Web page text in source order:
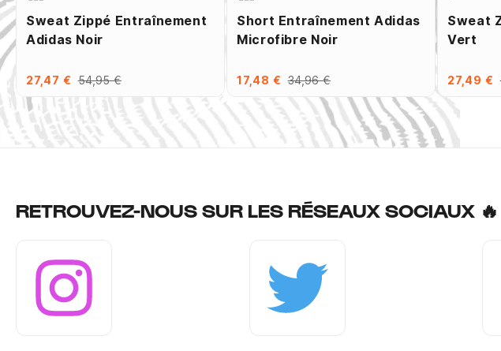
Sweat Zippé Entraînement
Adidas Noir
27,47 € 54,95 €
Short Entraînement Adidas
Microfibre Noir
17,48 € 34,96 €
Sweat
Vert
27,49 €
RETROUVEZ-NOUS SUR LES RÉSEAUX SOCIAUX 🔥